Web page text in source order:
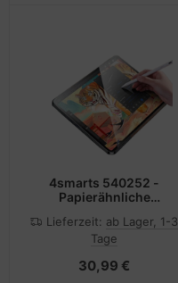
4smarts 540252 -
Papierähnliche
Bildschirm - 27,7 cm
(10.9 Zoll) - Matt -
- 20 g - 1 Stück(e)
Lieferzeit: ab Lager, 1-3
Tage
30,99 €